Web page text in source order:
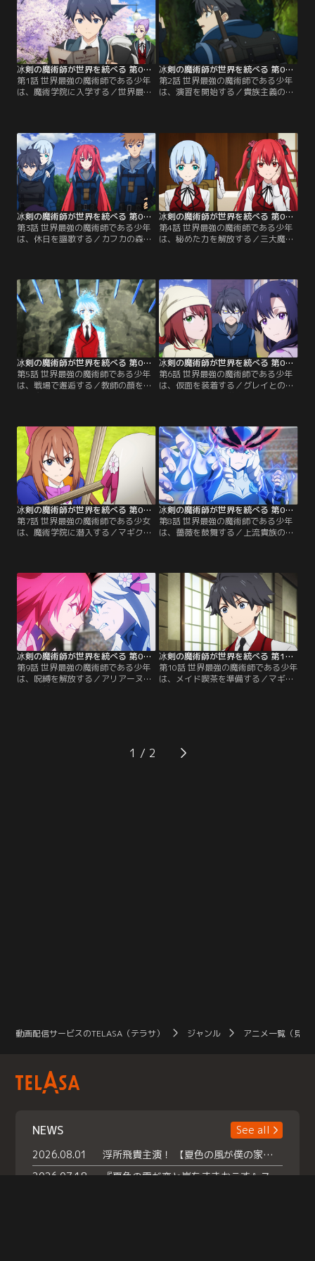
冰剣の魔術師が世界を統べる 第01話
第1話 世界最強の魔術師である少年
は、魔術学院に入学する／世界最強
た彼は正体を隠してアーノルド魔術
学院に入学する。だが、学院唯一の
一般家庭出身（オーディナリー）で
あることを理由に、貴族出身の魔術
師から侮蔑の眼差しを向けられ…。
【提供：バンダイチャンネル】
冰剣の魔術師が世界を統べる 第02話
第2話 世界最強の魔術師である少年
は、演習を開始する／貴族主義の洗
『環境調査部』と『園芸部』の掛け
持ちを希望する。だが、『園芸部』
からは一般家庭出身であることを理
由に入部を断られてしまう。そんな
彼に園芸部の部長で学院の生徒会
長・レベッカ＝ブラッドリィが…。
【提供：バンダイチャンネル】
冰剣の魔術師が世界を統べる 第03話
第3話 世界最強の魔術師である少年
は、休日を謳歌する／カフカの森で
と変貌し蘇ってしまう。再び攻撃を
仕掛けるレイは、アメリアやエリ
サ、エヴィ＝アームストロングと協
力し、今度こそ撃退に成功。激闘の
甲斐もあり、4人は実習でトップの
成績を収めるのだが……。【提供：
バンダイチャンネル】
冰剣の魔術師が世界を統べる 第04話
第4話 世界最強の魔術師である少年
は、秘めた力を解放する／三大魔術
アメリアを見守るが、突然、彼女か
ら練習相手に指名される。誰もがア
メリア優勢と思う中、華麗な剣捌き
で彼女を追い詰めるレイ。予想外の
大奮闘に周囲からは称賛の声が上が
る。【提供：バンダイチャンネル】
冰剣の魔術師が世界を統べる 第05話
第5話 世界最強の魔術師である少年
は、戦場で邂逅する／教師の顔を捨
レイの脳を狙って、捨て身の攻撃を
仕掛ける彼女に対して、ついにレイ
は“冰剣の魔術師”として剣を抜き応
戦。仲間たちが見守る中、戦いに決
着の時が訪れる！【提供：バンダイ
チャンネル】
冰剣の魔術師が世界を統べる 第06話
第6話 世界最強の魔術師である少年
は、仮面を装着する／グレイとの戦
る。旧知の仲である彼女に苦手意識
を持つレイは、アビーにキャロルの
解雇を訴えるが……。一方、校内予
選を見事1位で通過し、マギクス・
シュバリエ新人戦への出場を決めた
アメリア。しかし…。【提供：バン
ダイチャンネル】
冰剣の魔術師が世界を統べる 第07話
第7話 世界最強の魔術師である少女
は、魔術学院に潜入する／マギク
音をあげつつも何とかくらいついて
いく。その頃、レイは敵情視察でデ
ィオム魔術学院を訪れ、アリアーヌ
と手合わせすることに。彼女の強さ
を身を持って知ることになる。【提
供：バンダイチャンネル】
冰剣の魔術師が世界を統べる 第08話
第8話 世界最強の魔術師である少年
は、薔薇を鼓舞する／上流貴族の子
たアビーから会場の警備を命じられ
る。一方、アリアーヌの圧倒的な強
さを目にしたアメリアは完全に自信
を喪失。レイはそんな彼女の心にい
つもより踏み込み、そっと背中を押
すのだった。【提供：バンダイチャ
ンネル】
冰剣の魔術師が世界を統べる 第09話
第9話 世界最強の魔術師である少年
は、呪縛を解放する／アリアーヌの
猛攻を前に敗北を覚悟するアメリ
め、ついに反撃を開始。彼女を追い
詰めていくが、アメリアの体力も限
冰剣の魔術師が世界を統べる 第10話
第10話 世界最強の魔術師である少年
は、メイド喫茶を準備する／マギク
ベッカの元を訪れ祝福するレイだっ
たが、どこか余所余所しい雰囲気の
1
動画配信サービスのTELASA（テラサ） ジャンル アニメ一覧（見放
NEWS
See all
2026.08.01
浮所飛貴主演！ 【夏色の風が僕の家にやってきた】 本日よりテラサで独占配信スタート！
2026.07.18
『夏色の雲が恋と嵐をまきおこす』スペシャルメイキング 【Part1】2026年７月18日（土）23時30分～配信スタート！話題のシーンの裏側を大公開！豪華キャスト大集合！ 『武宮家 真夏の家族会議』開催！